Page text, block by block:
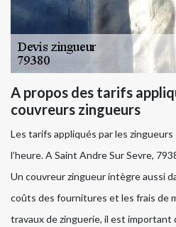
A propos des tarifs
couvreurs zingueurs
Les tarifs appliqués par les
l’heure. A Saint Andre Sur Sevre,
Un couvreur zingueur intègre aussi
coûts des fournitures et les frais de
travaux de zinguerie, il est important